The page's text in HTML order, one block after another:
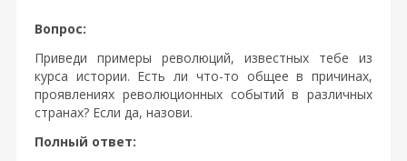
Вопрос:
Приведи примеры революций, известных тебе из
курса истории. Есть ли что-то общее в причинах,
проявлениях революционных событий в различных
странах? Если да, назови.
Полный ответ: